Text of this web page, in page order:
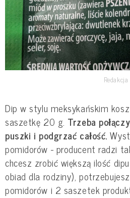
Dip w stylu meksykańskim
saszetkę 20 g. Trzeba
puszki i podgrzać całość.
pomidorów - producent radzi
chcesz zrobić większą ilość
obiad dla rodziny),
pomidorów i 2 saszetek